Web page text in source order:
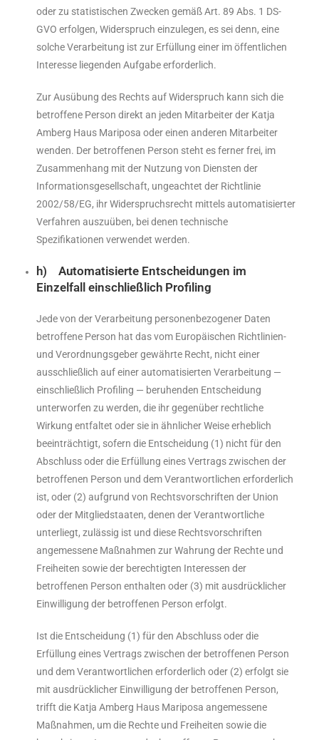
oder zu statistischen Zwecken gemäß Art. 89 Abs. 1 DS-
GVO erfolgen, Widerspruch einzulegen, es sei denn, eine
solche Verarbeitung ist zur Erfüllung einer im öffentlichen
Interesse liegenden Aufgabe erforderlich.
Zur Ausübung des Rechts auf Widerspruch kann sich die
betroffene Person direkt an jeden Mitarbeiter der Katja
Amberg Haus Mariposa oder einen anderen Mitarbeiter
wenden. Der betroffenen Person steht es ferner frei, im
Zusammenhang mit der Nutzung von Diensten der
Informationsgesellschaft, ungeachtet der Richtlinie
2002/58/EG, ihr Widerspruchsrecht mittels automatisierter
Verfahren auszuüben, bei denen technische
Spezifikationen verwendet werden.
h) Automatisierte Entscheidungen im
Einzelfall einschließlich Profiling
Jede von der Verarbeitung personenbezogener Daten
betroffene Person hat das vom Europäischen Richtlinien-
und Verordnungsgeber gewährte Recht, nicht einer
ausschließlich auf einer automatisierten Verarbeitung —
einschließlich Profiling — beruhenden Entscheidung
unterworfen zu werden, die ihr gegenüber rechtliche
Wirkung entfaltet oder sie in ähnlicher Weise erheblich
beeinträchtigt, sofern die Entscheidung (1) nicht für den
Abschluss oder die Erfüllung eines Vertrags zwischen der
betroffenen Person und dem Verantwortlichen erforderlich
ist, oder (2) aufgrund von Rechtsvorschriften der Union
oder der Mitgliedstaaten, denen der Verantwortliche
unterliegt, zulässig ist und diese Rechtsvorschriften
angemessene Maßnahmen zur Wahrung der Rechte und
Freiheiten sowie der berechtigten Interessen der
betroffenen Person enthalten oder (3) mit ausdrücklicher
Einwilligung der betroffenen Person erfolgt.
Ist die Entscheidung (1) für den Abschluss oder die
Erfüllung eines Vertrags zwischen der betroffenen Person
und dem Verantwortlichen erforderlich oder (2) erfolgt sie
mit ausdrücklicher Einwilligung der betroffenen Person,
trifft die Katja Amberg Haus Mariposa angemessene
Maßnahmen, um die Rechte und Freiheiten sowie die